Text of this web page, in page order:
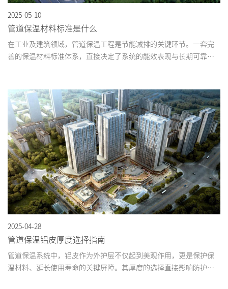
2025-05-10
管道保温材料标准是什么
在工业及建筑领域，管道保温工程是节能减排的关键环节。一套完
善的保温材料标准体系，直接决定了系统的能效表现与长期可靠
2025-04-28
管道保温铝皮厚度选择指南
管道保温系统中，铝皮作为外护层不仅起到美观作用，更是保护保
温材料、延长使用寿命的关键屏障。其厚度的选择直接影响防护性